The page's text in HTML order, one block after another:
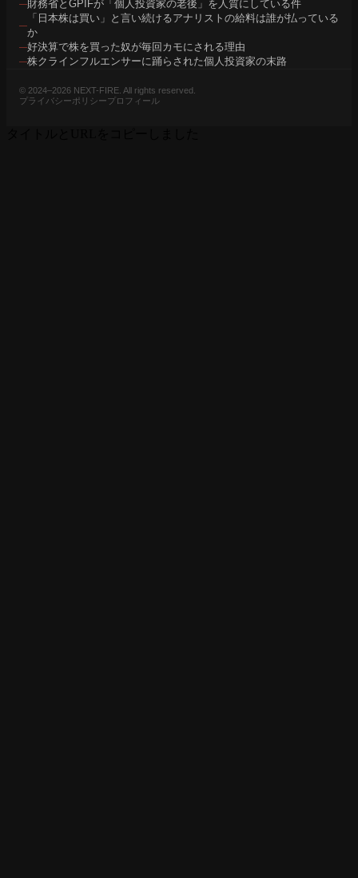
財務省とGPIFが「個人投資家の老後」を人質にしている件
「日本株は買い」と言い続けるアナリストの給料は誰が払っている
か
好決算で株を買った奴が毎回カモにされる理由
株クラインフルエンサーに踊らされた個人投資家の末路
© 2024–2026 NEXT-FIRE. All rights reserved.
プライバシーポリシープロフィール